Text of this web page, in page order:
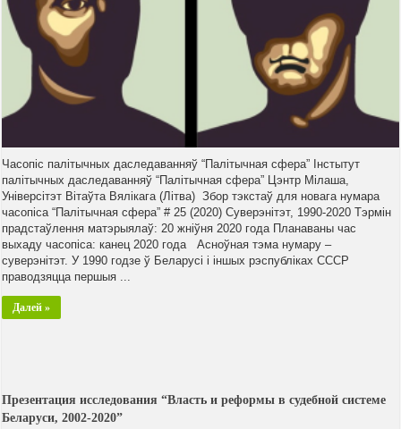
Часопіс палітычных даследаванняў “Палітычная сфера” Інстытут
палітычных даследаванняў “Палітычная сфера” Цэнтр Мілаша,
Універсітэт Вітаўта Вялікага (Літва) Збор тэкстаў для новага нумара
часопіса “Палітычная сфера” # 25 (2020) Суверэнітэт, 1990-2020 Тэрмін
прадстаўлення матэрыялаў: 20 жніўня 2020 года Планаваны час
выхаду часопіса: канец 2020 года Асноўная тэма нумару –
суверэнітэт. У 1990 годзе ў Беларусі і іншых рэспубліках СССР
праводзяцца першыя ...
Далей »
Презентация исследования “Власть и реформы в судебной системе
Беларуси, 2002-2020”